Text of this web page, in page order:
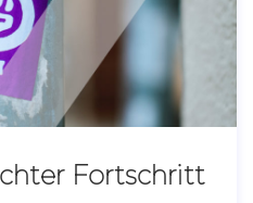
Fortschritt